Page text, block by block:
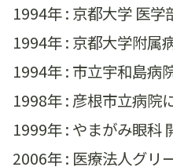
1994年 : 京都大学 医学
1994年 : 京都大学附属
1994年 : 市立宇和島病
1998年 : 彦根市立病院
1999年 : やまがみ眼科
2006年 : 医療法人グリ